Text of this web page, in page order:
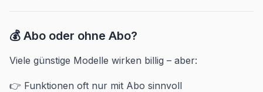
💰 Abo oder ohne Abo?
Viele günstige Modelle wirken billig – aber:
👉 Funktionen oft nur mit Abo sinnvoll